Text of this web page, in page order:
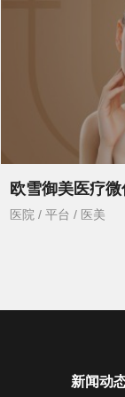
欧雪御美医疗
医院 / 平台 / 医美
新闻动